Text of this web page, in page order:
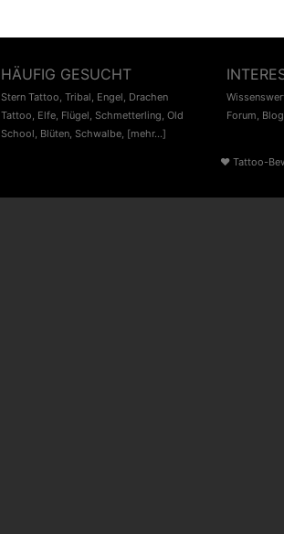
HÄUFIG GESUCHT
Stern Tattoo, Tribal, Engel, Drachen
Tattoo, Elfe, Flügel, Schmetterling, Old
School, Blüten, Schwalbe, [mehr...]
Forum, Blog
♥ Tattoo-